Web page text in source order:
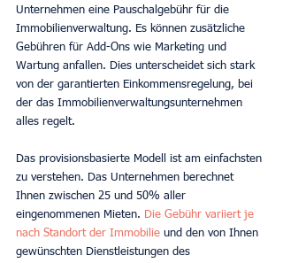
Unternehmen eine Pauschalgebühr für die
Immobilienverwaltung. Es können zusätzliche
Gebühren für Add-Ons wie Marketing und
Wartung anfallen. Dies unterscheidet sich stark
von der garantierten Einkommensregelung, bei
der das Immobilienverwaltungsunternehmen
alles regelt.
Das provisionsbasierte Modell ist am einfachsten
zu verstehen. Das Unternehmen berechnet
Ihnen zwischen 25 und 50% aller
eingenommenen Mieten. Die Gebühr variiert je
nach Standort der Immobilie und den von Ihnen
gewünschten Dienstleistungen des